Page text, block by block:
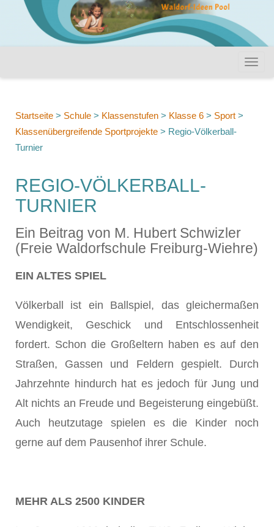
Startseite > Schule > Klassenstufen > Klasse 6 > Sport >
Klassenübergreifende Sportprojekte > Regio-Völkerball-
Turnier
REGIO-VÖLKERBALL-
TURNIER
Ein Beitrag von M. Hubert Schwizler
(Freie Waldorfschule Freiburg-Wiehre)
EIN ALTES SPIEL
Völkerball ist ein Ballspiel, das gleichermaßen
Wendigkeit, Geschick und Entschlossenheit
fordert. Schon die Großeltern haben es auf den
Straßen, Gassen und Feldern gespielt. Durch
Jahrzehnte hindurch hat es jedoch für Jung und
Alt nichts an Freude und Begeisterung eingebüßt.
Auch heutzutage spielen es die Kinder noch
gerne auf dem Pausenhof ihrer Schule.
MEHR ALS 2500 KINDER